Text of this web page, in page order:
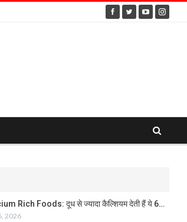
Rich Foods: दूध से ज्यादा कैल्शियम देती हैं ये 6…
2026